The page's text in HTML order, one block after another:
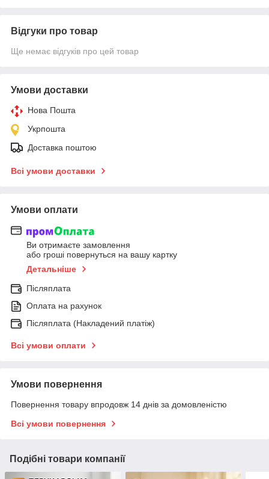
Відгуки про товар
Ще немає відгуків про цей товар
Умови доставки
Нова Пошта
Укрпошта
Доставка поштою
Всі умови доставки
Умови оплати
Ви отримаєте замовлення
або гроші повернуться на вашу картку
Детальніше
Післяплата
Оплата на рахунок
Післяплата (Накладений платіж)
Всі умови оплати
Умови повернення
Повернення товару впродовж 14 днів за домовленістю
Всі умови повернення
Подібні товари компанії